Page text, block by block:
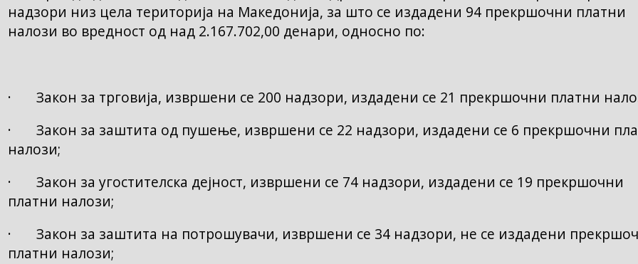
надзори низ цела територија на Македонија, за што се издадени 94 прекршочни платни
налози во вредност од над 2.167.702,00 денари, односно по:
· Закон за трговија, извршени се 200 надзори, издадени се 21 прекршочни платни
· Закон за заштита од пушење, извршени се 22 надзори, издадени се 6 прекршочни
налози;
· Закон за угостителска дејност, извршени се 74 надзори, издадени се 19 прекршочни
платни налози;
· Закон за заштита на потрошувачи, извршени се 34 надзори, не се издадени
платни налози;